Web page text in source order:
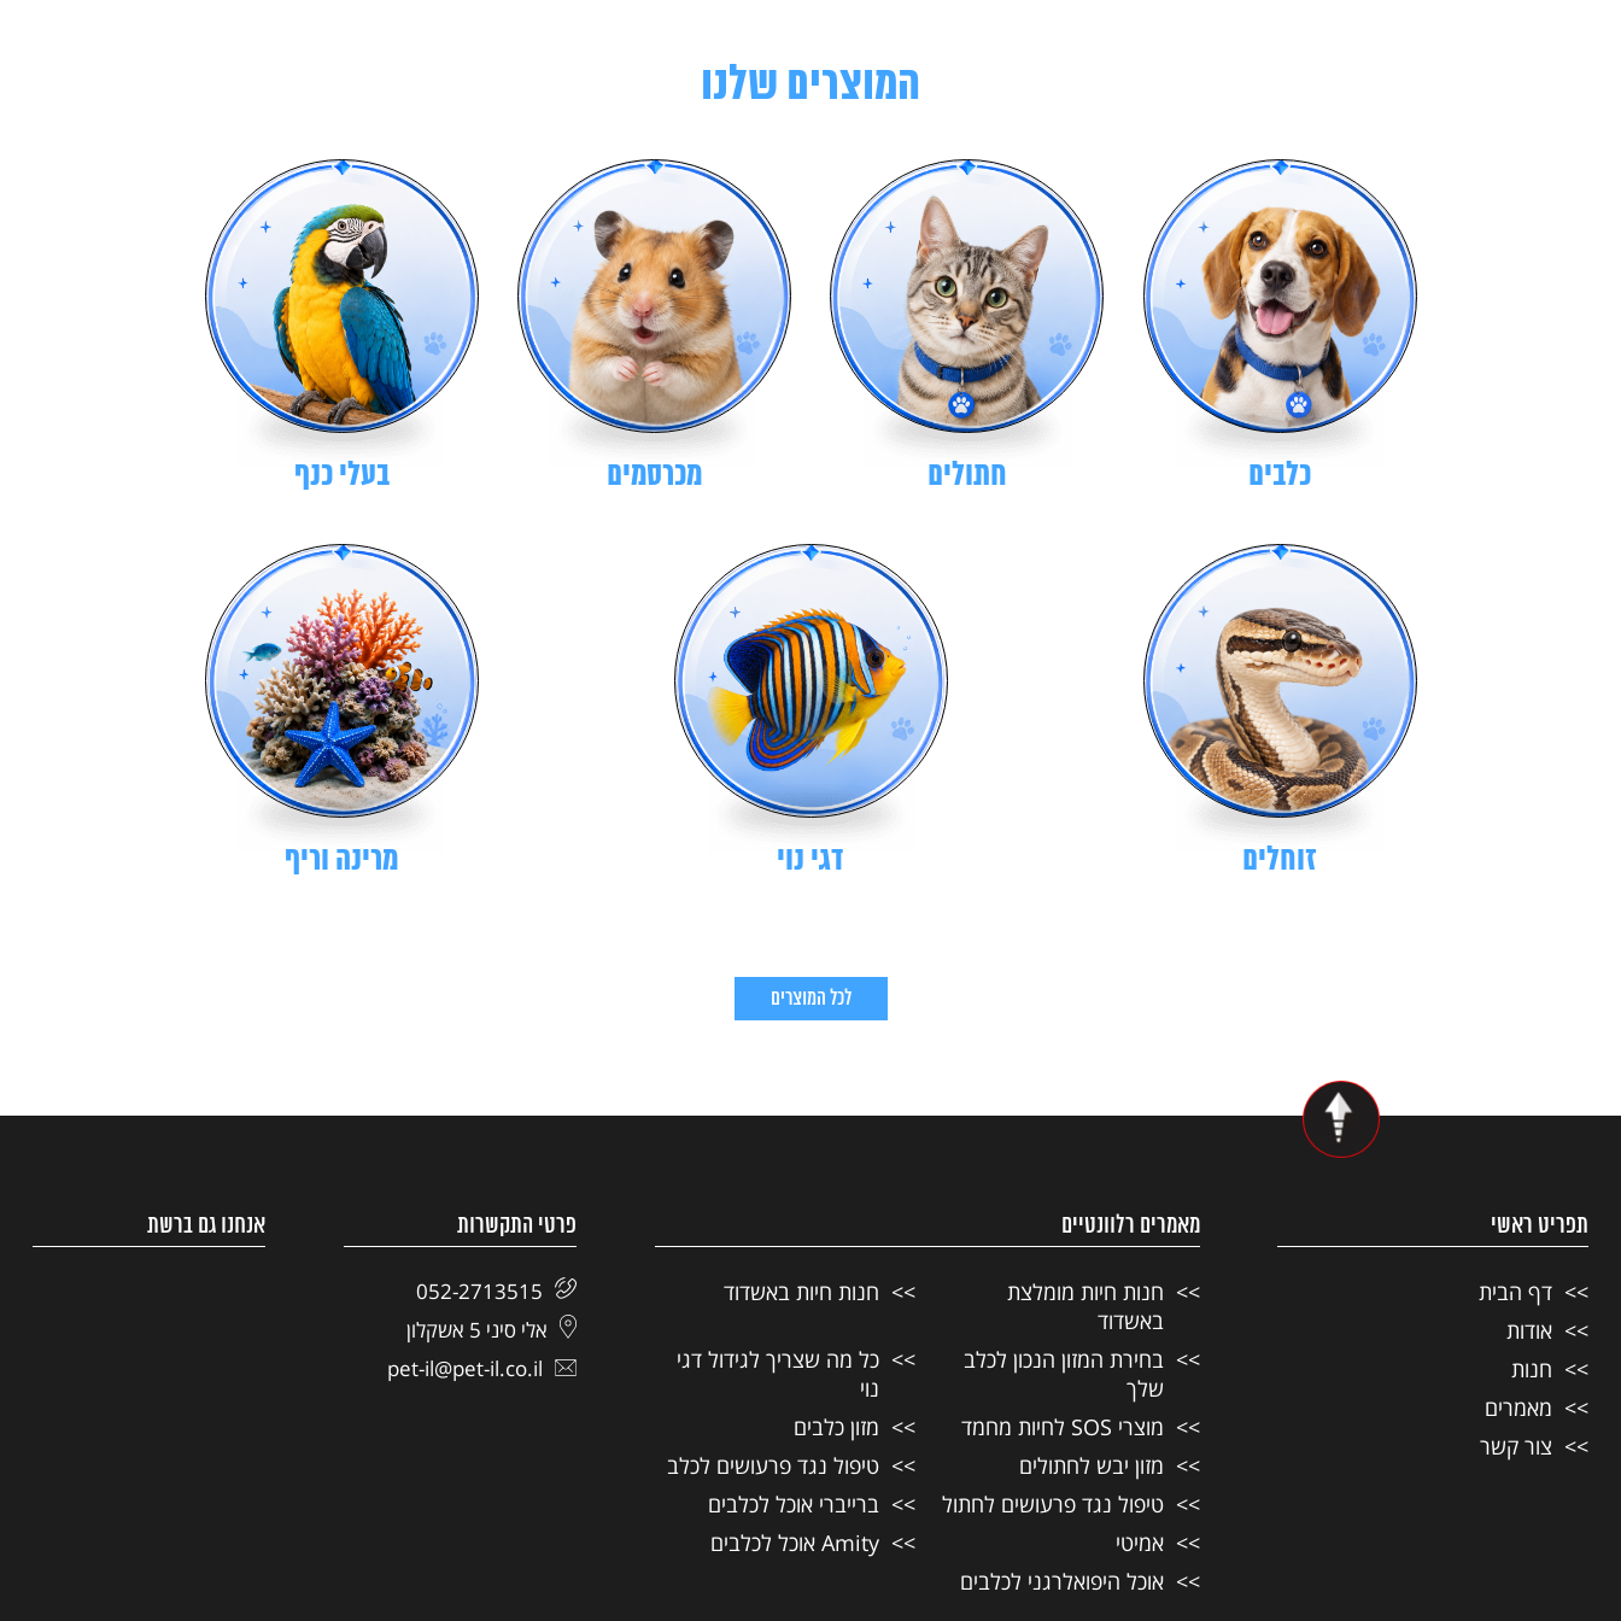
המוצרים שלנו
כלבים חתולים מכרסמים בעלי כנף
זוחלים דגי נוי מרינה וריף
לכל המוצרים
תפריט ראשי
דף הבית
אודות
חנות
מאמרים
צור קשר
מאמרים רלוונטיים
חנות חיות מומלצת
באשדוד
חנות חיות באשדוד
בחירת המזון הנכון לכלב
שלך
כל מה שצריך לגידול דגי
נוי
מוצרי SOS לחיות מחמד
מזון כלבים
מזון יבש לחתולים
טיפול נגד פרעושים לכלב
טיפול נגד פרעושים לחתול
ברייברי אוכל לכלבים
אמיטי
Amity אוכל לכלבים
אוכל היפואלרגני לכלבים
פרטי התקשרות
052-2713515
אלי סיני 5 אשקלון
pet-il@pet-il.co.il
אנחנו גם ברשת